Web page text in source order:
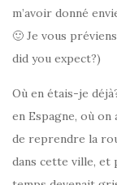
m’avoir donné
🙂 Je vous
did you expect?)
Où en étais-je
en Espagne, où
de reprendre la
dans cette ville, et